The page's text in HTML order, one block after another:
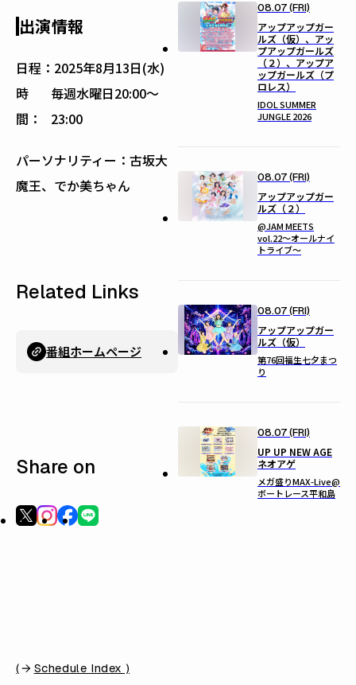
出演情報
日程： 2025年8月13日(水)
時
間：
毎週水曜日20:00〜
23:00
パーソナリティー：古坂大
魔王、でか美ちゃん
Related Links
番組ホームページ
Share on
08.07 (FRI)
アップアップガー
ルズ（仮）、アッ
プアップガールズ
（２）、アップア
ップガールズ（プ
ロレス）
IDOL SUMMER
JUNGLE 2026
08.07 (FRI)
アップアップガー
ルズ（２）
@JAM MEETS
vol.22〜オールナイ
トライブ〜
08.07 (FRI)
アップアップガー
ルズ（仮）
第76回福生七夕まつ
り
08.07 (FRI)
UP UP NEW AGE
ネオアゲ
メガ盛りMAX-Live@
ボートレース平和島
( Schedule Index )